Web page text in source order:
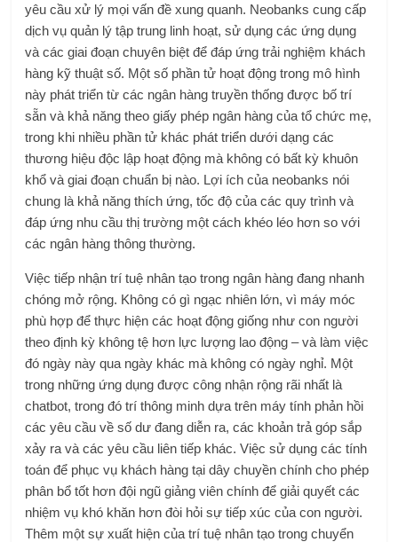
yêu cầu xử lý mọi vấn đề xung quanh. Neobanks cung cấp
dịch vụ quản lý tập trung linh hoạt, sử dụng các ứng dụng
và các giai đoạn chuyên biệt để đáp ứng trải nghiệm khách
hàng kỹ thuật số. Một số phần tử hoạt động trong mô hình
này phát triển từ các ngân hàng truyền thống được bố trí
sẵn và khả năng theo giấy phép ngân hàng của tổ chức mẹ,
trong khi nhiều phần tử khác phát triển dưới dạng các
thương hiệu độc lập hoạt động mà không có bất kỳ khuôn
khổ và giai đoạn chuẩn bị nào. Lợi ích của neobanks nói
chung là khả năng thích ứng, tốc độ của các quy trình và
đáp ứng nhu cầu thị trường một cách khéo léo hơn so với
các ngân hàng thông thường.
Việc tiếp nhận trí tuệ nhân tạo trong ngân hàng đang nhanh
chóng mở rộng. Không có gì ngạc nhiên lớn, vì máy móc
phù hợp để thực hiện các hoạt động giống như con người
theo định kỳ không tệ hơn lực lượng lao động – và làm việc
đó ngày này qua ngày khác mà không có ngày nghỉ. Một
trong những ứng dụng được công nhận rộng rãi nhất là
chatbot, trong đó trí thông minh dựa trên máy tính phản hồi
các yêu cầu về số dư đang diễn ra, các khoản trả góp sắp
xảy ra và các yêu cầu liên tiếp khác. Việc sử dụng các tính
toán để phục vụ khách hàng tại dây chuyền chính cho phép
phân bổ tốt hơn đội ngũ giảng viên chính để giải quyết các
nhiệm vụ khó khăn hơn đòi hỏi sự tiếp xúc của con người.
Thêm một sự xuất hiện của trí tuệ nhân tạo trongchuyển